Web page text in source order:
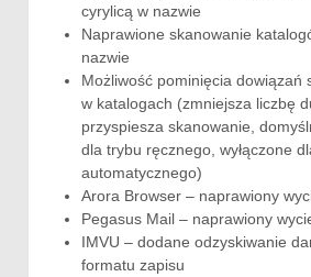
cyrylicą w nazwie
Naprawione skanowanie
nazwie
Możliwość pominięcia dowiązań
w katalogach (zmniejsza liczbę
przyspiesza skanowanie,
dla trybu ręcznego, wyłączone
automatycznego)
Arora Browser – naprawiony
Pegasus Mail – naprawiony
IMVU – dodane odzyskiwanie
formatu zapisu